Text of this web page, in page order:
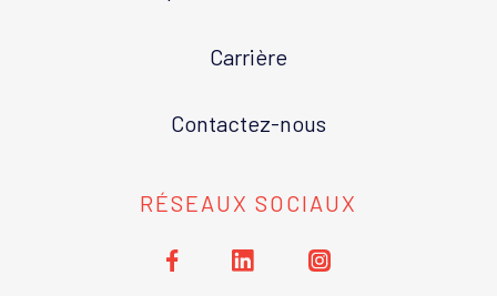
Carrière
Contactez-nous
RÉSEAUX SOCIAUX